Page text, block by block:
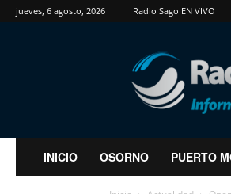
jueves, 6 agosto, 2026 Radio Sago EN VIVO
RadioSago
INICIO OSORNO PUERTO